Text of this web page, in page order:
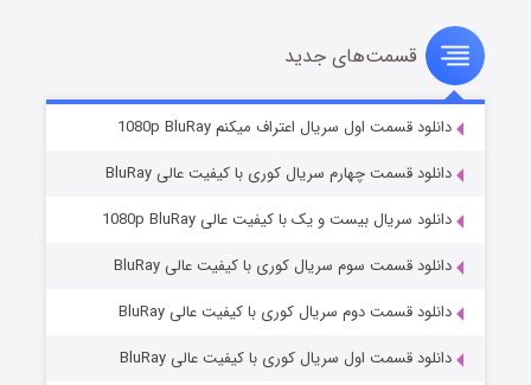
سریال زشت
قسمت۲ (زیرنویس) منتشر شد
مردگان متحرک: شهر مرده ۳
قسمت‌های جدید
دانلود قسمت اول سریال اعتراف میکنم 1080p BluRay
دانلود قسمت چهارم سریال کوری با کیفیت عالی BluRay
دانلود سریال بیست و یک با کیفیت عالی 1080p BluRay
دانلود قسمت سوم سریال کوری با کیفیت عالی BluRay
دانلود قسمت دوم سریال کوری با کیفیت عالی BluRay
دانلود قسمت اول سریال کوری با کیفیت عالی BluRay